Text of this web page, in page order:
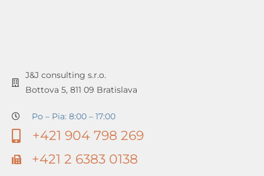
J&J consulting s.r.o.
Bottova 5, 811 09 Bratislava
Po – Pia: 8:00 – 17:00
+421 904 798 269
+421 2 6383 0138